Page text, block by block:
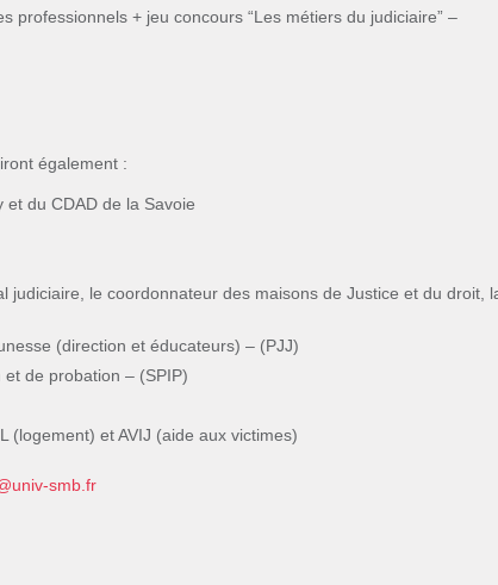
professionnels + jeu concours “Les métiers du judiciaire” –
également :
du CDAD de la Savoie
judiciaire, le coordonnateur des maisons de Justice et du droit,
(direction et éducateurs) – (PJJ)
de probation – (SPIP)
(logement) et AVIJ (aide aux victimes)
smb.fr